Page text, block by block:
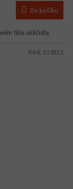
Do košíku
těla sklíčidla.
Kód: S19812